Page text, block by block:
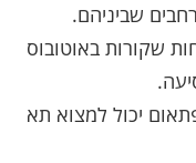
שביניהם.
שקורות באוטובוס
יכול למצוא תא